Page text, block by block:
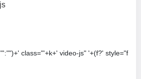
class="'+k+' video-js" '+(f?'